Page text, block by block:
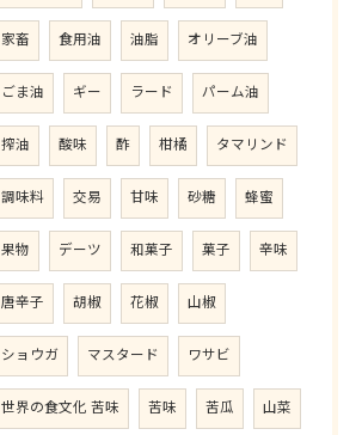
家畜 食用油 油脂 オリーブ油
ごま油 ギー ラード パーム油
搾油 酸味 酢 柑橘 タマリンド
調味料 交易 甘味 砂糖 蜂蜜
果物 デーツ 和菓子 菓子 辛味
唐辛子 胡椒 花椒 山椒
ショウガ マスタード ワサビ
世界の食文化 苦味 苦味 苦瓜 山菜